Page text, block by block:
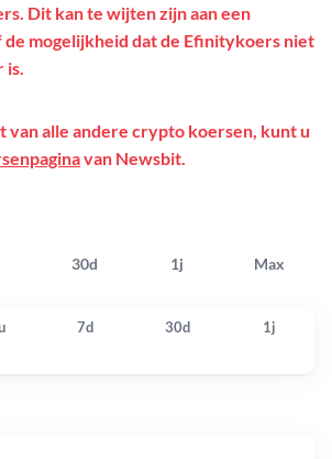
30d 1j Max
Dit kan te wijten zijn aan een
mogelijkheid dat de Efinitykoers niet
is.
van alle andere crypto koersen, kunt u
van Newsbit.
7d 30d 1j